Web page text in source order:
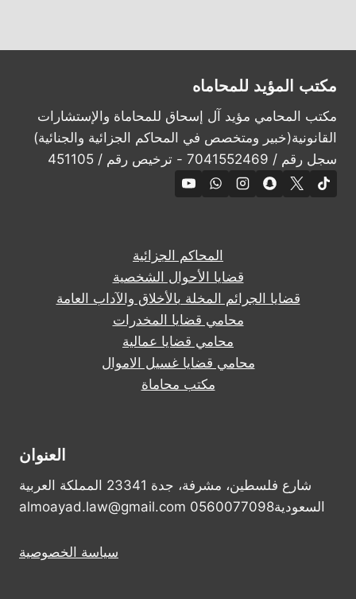
مكتب المؤيد للمحاماه
مكتب المحامي مؤيد آل إسحاق للمحاماة والإستشارات
القانونية(خبير ومتخصص في المحاكم الجزائية والجنائية)
سجل رقم / 7041552469 - ترخيص رقم / 451105
المحاكم الجزائية
قضايا الأحوال الشخصية
قضايا الجرائم المخلة بالأخلاق والآداب العامة
محامي قضايا المخدرات
محامي قضايا عمالية
محامي قضايا غسيل الاموال
مكتب محاماة
العنوان
شارع فلسطين، مشرفة، جدة 23341 المملكة العربية
السعودية0560077098 almoayad.law@gmail.com
سياسة الخصوصية